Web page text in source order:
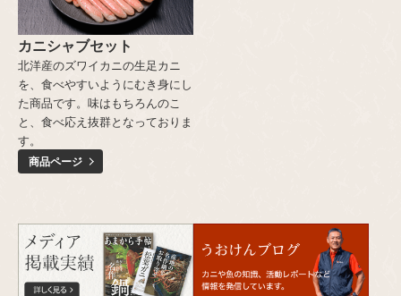
カニシャブセット
北洋産のズワイカニの生足カニ
を、食べやすいようにむき身にし
た商品です。味はもちろんのこ
と、食べ応え抜群となっておりま
す。
商品ページ